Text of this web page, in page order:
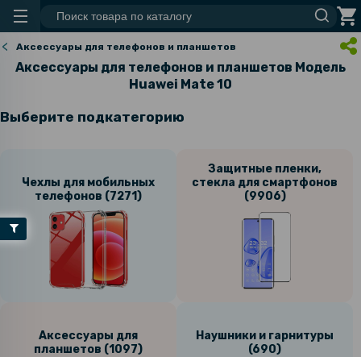
Аксессуары для телефонов и планшетов
Аксессуары для телефонов и планшетов Модель
Huawei Mate 10
Выберите подкатегорию
Чехлы для мобильных
телефонов (7271)
Защитные пленки,
стекла для смартфонов
(9906)
Аксессуары для
планшетов (1097)
Наушники и гарнитуры
(690)